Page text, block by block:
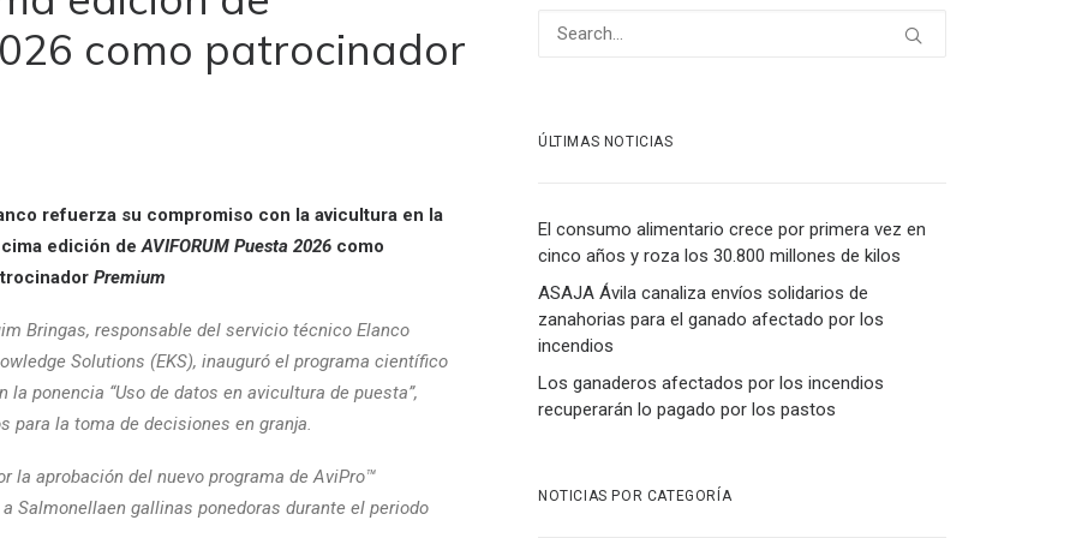
como patrocinador
refuerza su compromiso con la avicultura en la
edición deAVIFORUM Puesta 2026 como
Premium
Bringas, responsable del servicio técnico Elanco
Solutions (EKS), inauguró el programa científico
la ponencia “Uso de datos en avicultura de puesta”,
para la toma de decisiones en granja.
la aprobación del nuevo programa de AviPro™
Salmonellaen gallinas ponedoras durante el periodo
ÚLTIMAS NOTICIAS
El consumo alimentario crece por primera vez en
cinco años y roza los 30.800 millones de kilos
ASAJA Ávila canaliza envíos solidarios de
zanahorias para el ganado afectado por los
incendios
Los ganaderos afectados por los incendios
recuperarán lo pagado por los pastos
NOTICIAS POR CATEGORÍA